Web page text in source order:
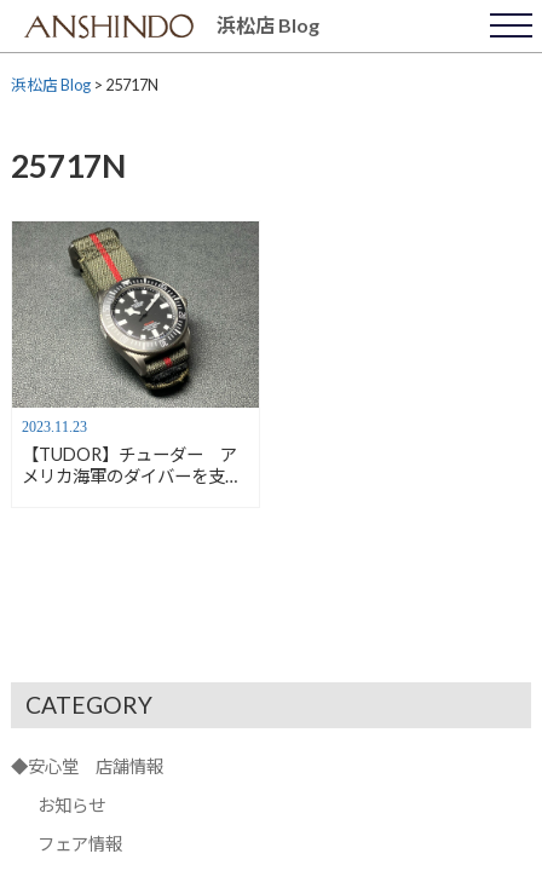
content
浜松店 Blog
浜松店 Blog> 25717N
25717N
2023.11.23
【TUDOR】チューダー ア
メリカ海軍のダイバーを支え
CATEGORY
◆安心堂 店舗情報
お知らせ
フェア情報